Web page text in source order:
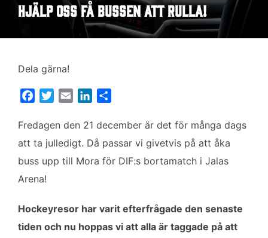
hjälp oss få bussen att rulla!
Dela gärna!
c
e
o
o
i
t
e
a
i
l
n
k
d
l
a
Fredagen den 21 december är det för många dags
att ta julledigt. Då passar vi givetvis på att åka
buss upp till Mora för DIF:s bortamatch i Jalas
Arena!
Hockeyresor har varit efterfrågade den senaste
tiden och nu hoppas vi att alla är taggade på att